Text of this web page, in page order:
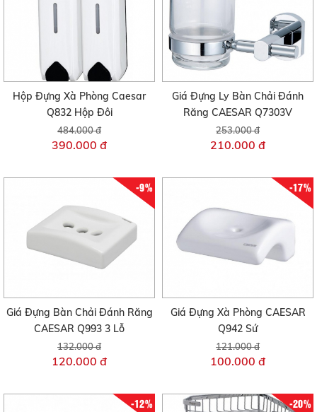
Hộp Đựng Xà Phòng Caesar
Q832 Hộp Đôi
484.000 đ
390.000 đ
Giá Đựng Ly Bàn Chải Đánh
Răng CAESAR Q7303V
253.000 đ
210.000 đ
-9%
Giá Đựng Bàn Chải Đánh Răng
CAESAR Q993 3 Lỗ
132.000 đ
120.000 đ
-17%
Giá Đựng Xà Phòng CAESAR
Q942 Sứ
121.000 đ
100.000 đ
-12% -20%